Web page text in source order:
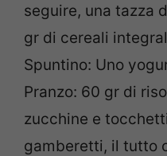
seguire, una tazza
gr di cereali
Spuntino: Uno
Pranzo: 60 gr di
zucchine e
gamberetti, il tutto